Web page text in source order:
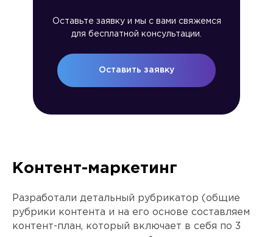
Оставьте заявку и мы с вами свяжемся
для бесплатной консультации.
Оставить заявку
Контент-маркетинг
Разработали детальный рубрикатор (общие
рубрики контента и на его основе составляем
контент-план, который включает в себя по 3